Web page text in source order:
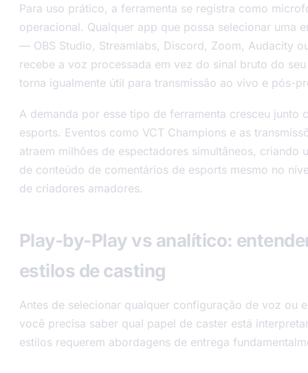
Para uso prático, a ferramenta se registra como
operacional. Qualquer app que possa selecionar uma
— OBS Studio, Streamlabs, Discord, Zoom, Audacity
recebe a voz processada em vez do sinal bruto do
torna igualmente útil para transmissão ao vivo e pós-
A demanda por esse tipo de ferramenta cresceu junto
esports. Eventos como VCT Champions e as
atraem milhões de espectadores simultâneos, criando
de conteúdo de comentários de esports mesmo no
de criadores amadores.
Play-by-Play vs analítico:
estilos de casting
Antes de selecionar qualquer configuração de voz ou
você precisa saber qual papel de caster está
estilos requerem abordagens de entrega